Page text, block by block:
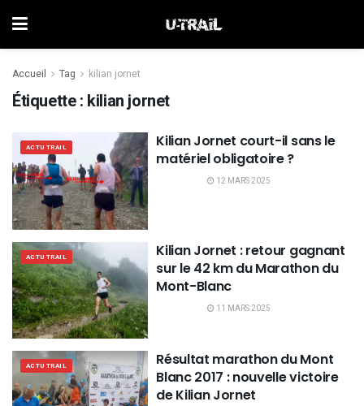
Accueil Tag kilian jornet
Étiquette : kilian jornet
ACTU TRAIL
Kilian Jornet court-il sans le
matériel obligatoire ?
12 MARS 2025
ACTU TRAIL
Kilian Jornet : retour gagnant
sur le 42 km du Marathon du
Mont-Blanc
11 MARS 2025
ACTU TRAIL
Résultat marathon du Mont
Blanc 2017 : nouvelle victoire
de Kilian Jornet